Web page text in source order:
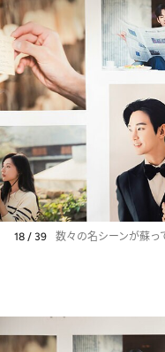
18 / 39 数々の名シーンが蘇っ